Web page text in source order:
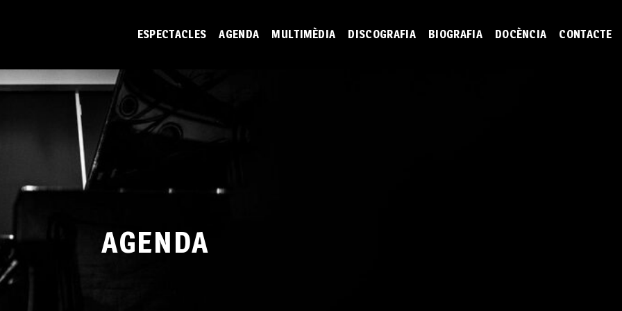
ESPECTACLES AGENDA MULTIMÈDIA DISCOGRAFIA BIOGRAFIA DOCÈNCIA CONTACTE
AGENDA